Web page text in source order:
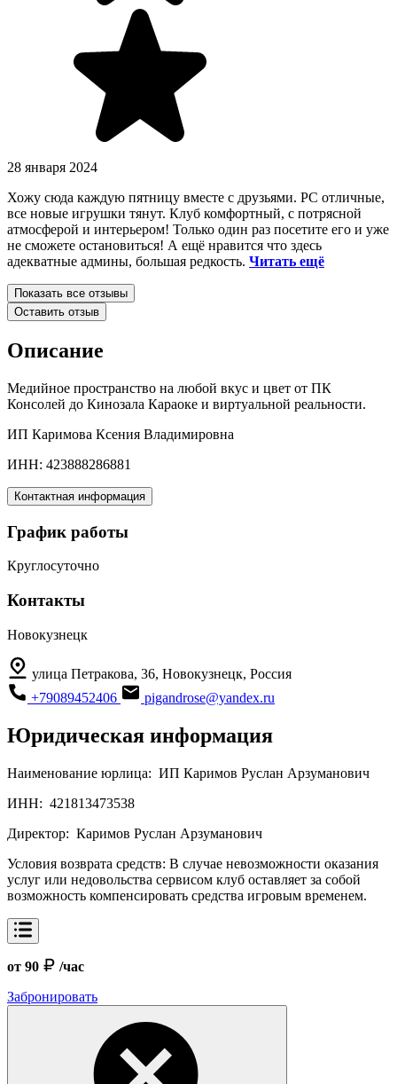
28 января 2024
Хожу сюда каждую пятницу вместе с друзьями. PC отличные,
все новые игрушки тянут. Клуб комфортный, с потрясной
атмосферой и интерьером! Только один раз посетите его и уже
не сможете остановиться! А ещё нравится что здесь
адекватные админы, большая редкость. Читать ещё
Показать все отзывы
Оставить отзыв
Описание
Медийное пространство на любой вкус и цвет от ПК
Консолей до Кинозала Караоке и виртуальной реальности.
ИП Каримова Ксения Владимировна
ИНН: 423888286881
Контактная информация
График работы
Круглосуточно
Контакты
Новокузнецк
улица Петракова, 36, Новокузнецк, Россия
+79089452406
pigandrose@yandex.ru
Юридическая информация
Наименование юрлица: ИП Каримов Руслан Арзуманович
ИНН: 421813473538
Директор: Каримов Руслан Арзуманович
Условия возврата средств: В случае невозможности оказания
услуг или недовольства сервисом клуб оставляет за собой
возможность компенсировать средства игровым временем.
от 90
/час
Забронировать